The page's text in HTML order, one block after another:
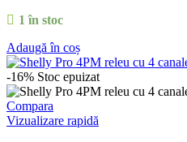
1 în stoc
Adaugă în coș
-16% Stoc epuizat
Compara
Vizualizare rapidă